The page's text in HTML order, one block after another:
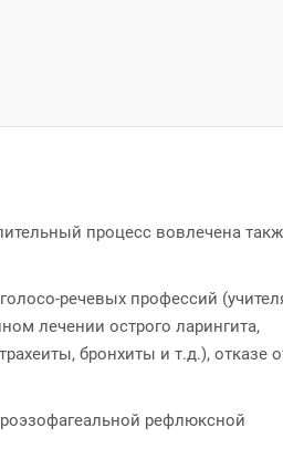
процесс вовлечена
речевых профессий
лечении острого ларингита,
бронхиты и т.д.), отказе
рефлюксной